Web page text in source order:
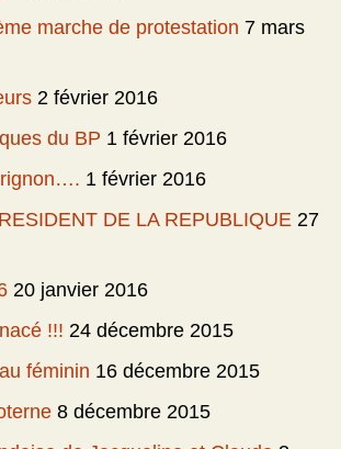
marche de protestation 7 mars
2 février 2016
du BP 1 février 2016
1 février 2016
DE LA REPUBLIQUE 27
20 janvier 2016
!!! 24 décembre 2015
féminin 16 décembre 2015
8 décembre 2015